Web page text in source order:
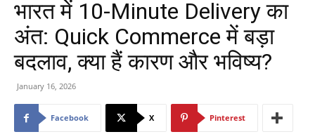
भारत में 10-Minute Delivery का
अंत: Quick Commerce में बड़ा
बदलाव, क्या हैं कारण और भविष्य?
January 16, 2026
Facebook X Pinterest